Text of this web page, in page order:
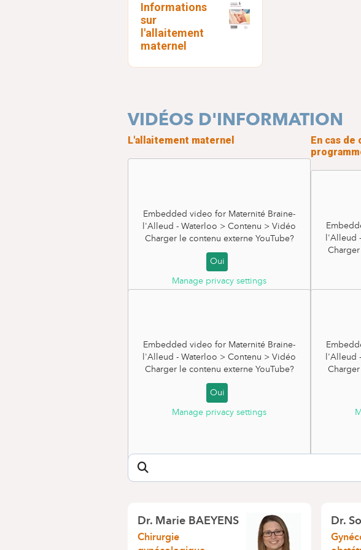
Manage privacy settings
Informations
sur
l'allaitement
maternel
VIDÉOS D'INFORMATION
L'allaitement maternel
Embedded video for Maternité Braine-
l'Alleud - Waterloo > Contenu > Vidéo
Charger le contenu externe YouTube?
Oui
Manage privacy settings
En cas de
l'Alleud
La visite du pédiatre
Embedded video for Maternité Braine-
l'Alleud - Waterloo > Contenu > Vidéo
Charger le contenu externe YouTube?
Oui
Manage privacy settings
l'Alleud
Dr. Marie BAEYENS
Chirurgie
Dr.